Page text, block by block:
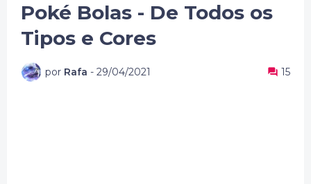
Poké Bolas - De Todos os
Tipos e Cores
por Rafa - 29/04/2021 15